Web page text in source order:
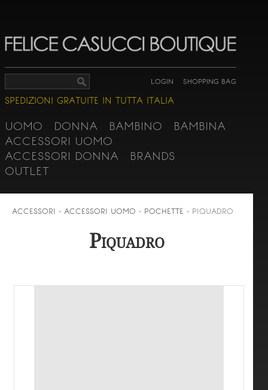
SPEDIZIONI GRATUITE IN TUTTA ITALIA
LOGIN SHOPPING BAG
UOMO DONNA BAMBINO
BAMBINA
ACCESSORI UOMO
ACCESSORI DONNA
BRANDS
OUTLET
ACCESSORI - ACCESSORI UOMO - POCHETTE - PIQUADRO
Piquadro